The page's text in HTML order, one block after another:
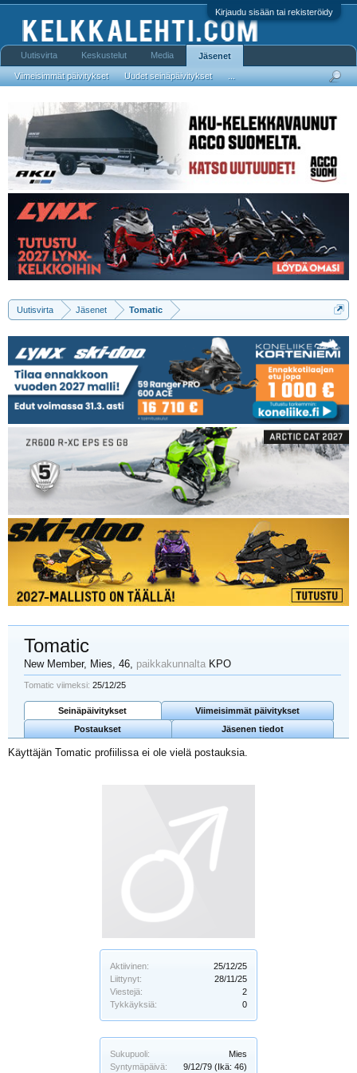
Kirjaudu sisään tai rekisteröidy
Uutisvirta Jäsenet Tomatic
Aktiivinen:
25/12/25
Liittynyt:
28/11/25
Viestejä:
2
Tykkäyksiä:
0
Sukupuoli:
Mies
Syntymäpäivä:
9/12/79 (Ikä: 46)
Tomatic
New Member, Mies, 46, paikkakunnalta KPO
Tomatic viimeksi: 25/12/25
Seinäpäivitykset
Viimeisimmät päivitykset
Postaukset
Jäsenen tiedot
Käyttäjän Tomatic profiilissa ei ole vielä postauksia.
Uutisvirta Keskustelut Media Jäsenet
Viimeisimmät päivitykset Uudet seinäpäivitykset